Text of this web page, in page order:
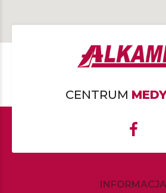
CENTRUM
INFORMACJA